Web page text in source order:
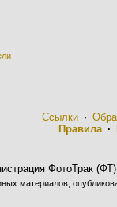
Ссылки·
Правила·
ФотоТрак
материалов,